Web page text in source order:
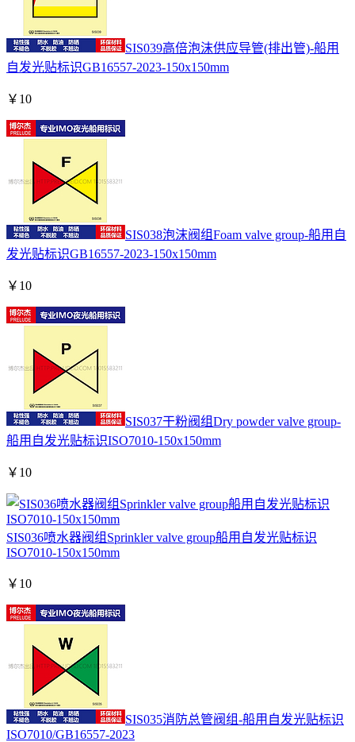
SIS039高倍泡沫供应导管(排出管)-船用
自发光贴标识GB16557-2023-150x150mm
￥ 10
SIS038泡沫阀组Foam valve group-船用自
发光贴标识GB16557-2023-150x150mm
￥ 10
SIS037干粉阀组Dry powder valve group-
船用自发光贴标识ISO7010-150x150mm
￥ 10
SIS036喷水器阀组Sprinkler valve group船用自发光贴标识
ISO7010-150x150mm
￥ 10
SIS035消防总管阀组-船用自发光贴标识
ISO7010/GB16557-2023